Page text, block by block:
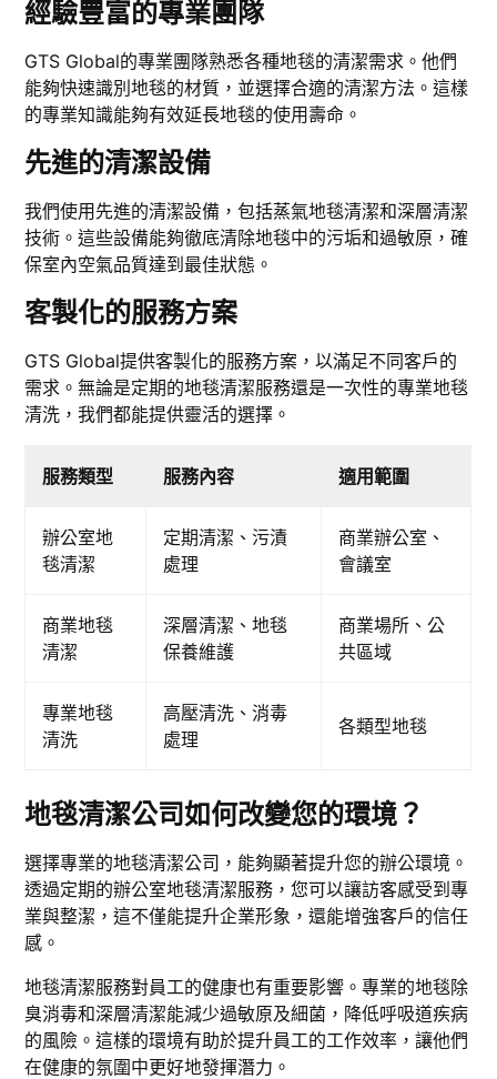
經驗豐富的專業團隊
GTS Global的專業團隊熟悉各種地毯的清潔需求。他們
能夠快速識別地毯的材質，並選擇合適的清潔方法。這樣
的專業知識能夠有效延長地毯的使用壽命。
先進的清潔設備
我們使用先進的清潔設備，包括蒸氣地毯清潔和深層清潔
技術。這些設備能夠徹底清除地毯中的污垢和過敏原，確
保室內空氣品質達到最佳狀態。
客製化的服務方案
GTS Global提供客製化的服務方案，以滿足不同客戶的
需求。無論是定期的地毯清潔服務還是一次性的專業地毯
清洗，我們都能提供靈活的選擇。
服務類型 服務內容 適用範圍
辦公室地
毯清潔
定期清潔、污漬
處理
商業辦公室、
會議室
商業地毯
清潔
深層清潔、地毯
保養維護
商業場所、公
共區域
專業地毯
清洗
高壓清洗、消毒
處理
各類型地毯
地毯清潔公司如何改變您的環境？
選擇專業的地毯清潔公司，能夠顯著提升您的辦公環境。
透過定期的辦公室地毯清潔服務，您可以讓訪客感受到專
業與整潔，這不僅能提升企業形象，還能增強客戶的信任
感。
地毯清潔服務對員工的健康也有重要影響。專業的地毯除
臭消毒和深層清潔能減少過敏原及細菌，降低呼吸道疾病
的風險。這樣的環境有助於提升員工的工作效率，讓他們
在健康的氛圍中更好地發揮潛力。